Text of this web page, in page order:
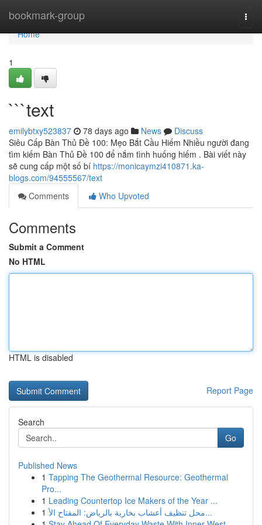
bookmark-group
Home
Home
1
```text
emilybtxy523837 78 days ago News
Discuss
Siêu Cấp Bàn Thủ Đề 100: Mẹo Bắt Cầu Hiếm Nhiều người đang
tìm kiếm Bàn Thủ Đề 100 để nắm tình huống hiếm . Bài viết này
sẽ cung cấp một số bí https://monicaymzi410871.ka-
blogs.com/94555567/text
Comments
Who Upvoted
Comments
Submit a Comment
No HTML
HTML is disabled
Report Page
Search
Go
Published News
1 Tapping The Geothermal Resource: Geothermal
Pro...
1 Leading Countertop Ice Makers of the Year ...
1
محل تنظيف أعشاب بخارية بالرياض: المفتاح الأ...